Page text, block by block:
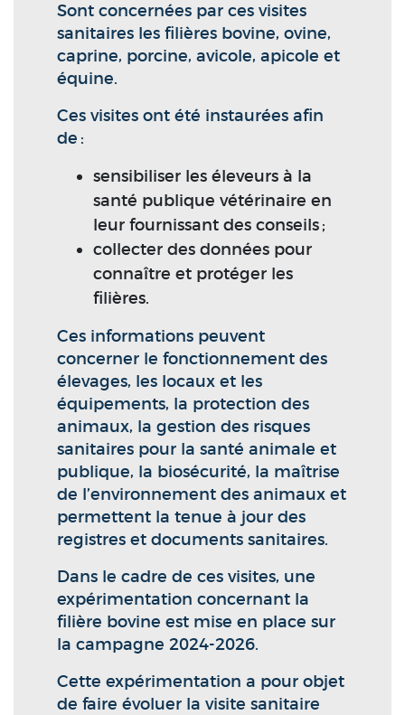
Sont concernées par ces visites
sanitaires les filières bovine, ovine,
caprine, porcine, avicole, apicole et
équine.
Ces visites ont été instaurées afin
de :
sensibiliser les éleveurs à la
santé publique vétérinaire en
leur fournissant des conseils ;
collecter des données pour
connaître et protéger les
filières.
Ces informations peuvent
concerner le fonctionnement des
élevages, les locaux et les
équipements, la protection des
animaux, la gestion des risques
sanitaires pour la santé animale et
publique, la biosécurité, la maîtrise
de l’environnement des animaux et
permettent la tenue à jour des
registres et documents sanitaires.
Dans le cadre de ces visites, une
expérimentation concernant la
filière bovine est mise en place sur
la campagne 2024-2026.
Cette expérimentation a pour objet
de faire évoluer la visite sanitaire